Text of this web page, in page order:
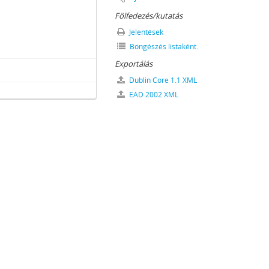
Fölfedezés/kutatás
Jelentések
Böngészés listaként.
Exportálás
Dublin Core 1.1 XML
EAD 2002 XML